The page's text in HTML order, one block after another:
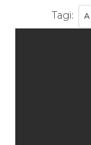
Tagi: